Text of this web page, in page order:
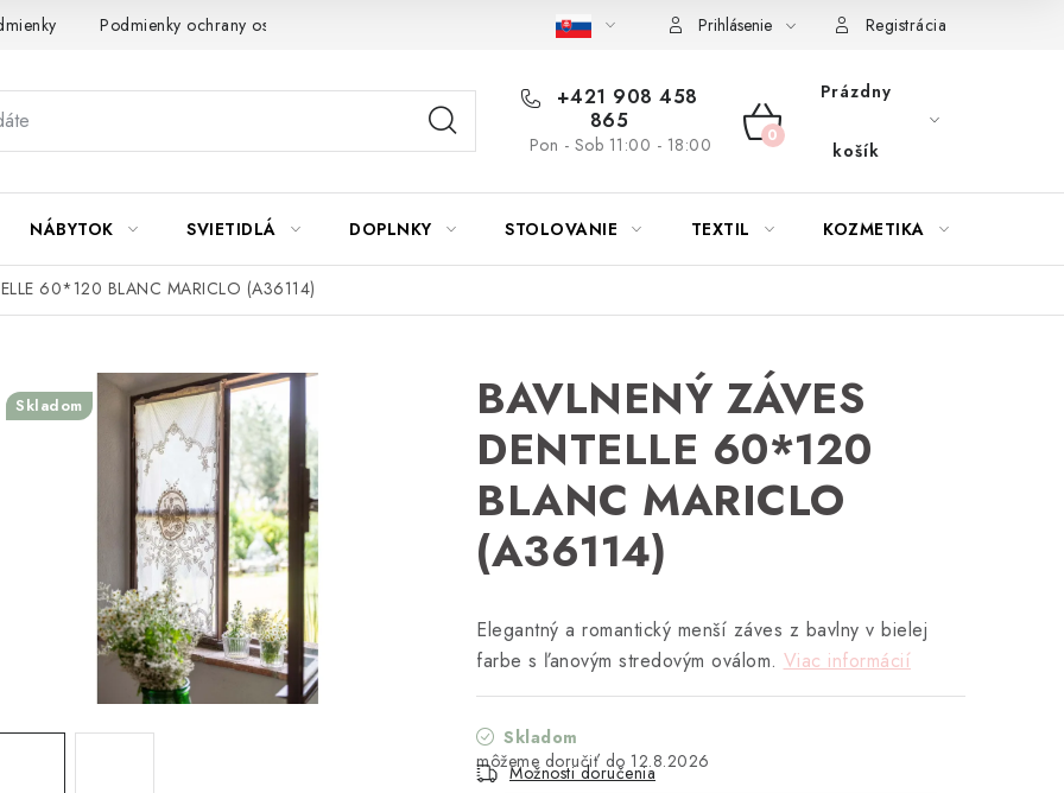
Podmienky ochrany osobných údajov Návod na údržbu nábytku Reklamačný poriadok Pravidlá zliav a akcií
Prihlásenie Registrácia
+421 908 458
865
Pon - Sob 11:00 - 18:00
NÁKUPNÝ
Prázdny
košík
NÁBYTOK SVIETIDLÁ DOPLNKY STOLOVANIE TEXTIL KOZMETIKA
60*120 BLANC MARICLO (A36114)
BAVLNENÝ ZÁVES
DENTELLE 60*120
BLANC MARICLO
(A36114)
Elegantný a romantický menší záves z bavlny v bielej
farbe s ľanovým stredovým oválom. Viac informácií
Skladom
12.8.2026
Možnosti doručenia
Skladom